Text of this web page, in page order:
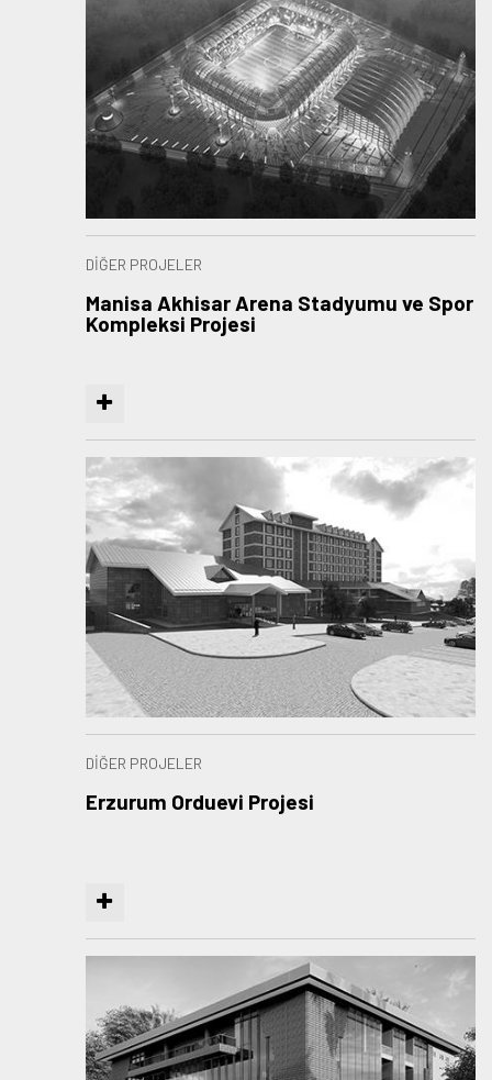
DİĞER PROJELER
Manisa Akhisar Arena Stadyumu ve Spor
Kompleksi Projesi
DİĞER PROJELER
Erzurum Orduevi Projesi